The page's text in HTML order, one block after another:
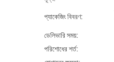
প্যাকেজিং বিবরণ:
ডেলিভারি সময়:
পরিশোধের শর্ত: